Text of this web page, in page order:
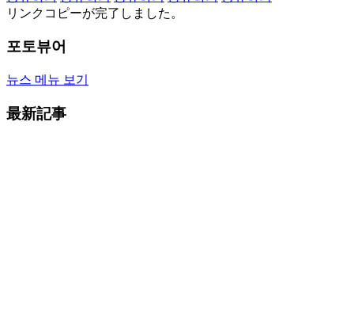
リンクコピーが完了しました。
포토뷰어
뉴스 메뉴 보기
最新記事